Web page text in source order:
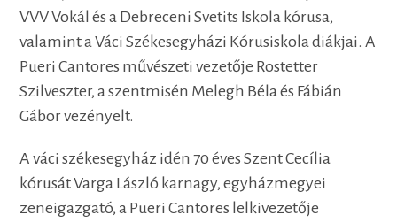
VVV Vokál és a Debreceni Svetits Iskola kórusa,
valamint a Váci Székesegyházi Kórusiskola diákjai. A
Pueri Cantores művészeti vezetője Rostetter
Szilveszter, a szentmisén Melegh Béla és Fábián
Gábor vezényelt.
A váci székesegyház idén 70 éves Szent Cecília
kórusát Varga László karnagy, egyházmegyei
zeneigazgató, a Pueri Cantores lelkivezetője